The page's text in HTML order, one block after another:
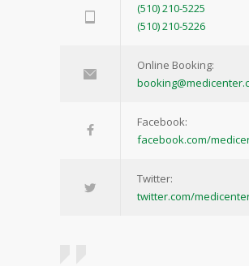
(510) 210-5225
(510) 210-5226
Online Booking:
Facebook:
facebook.com/
Twitter:
twitter.com/